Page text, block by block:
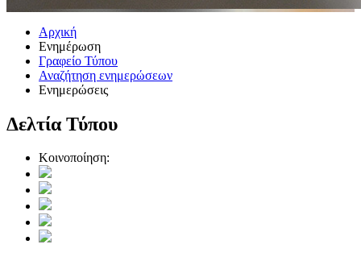
Αρχική
Ενημέρωση
Γραφείο Τύπου
Αναζήτηση ενημερώσεων
Ενημερώσεις
Δελτία Τύπου
Κοινοποίηση: